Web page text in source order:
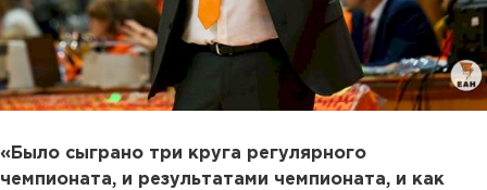
«Было сыграно три круга регулярного
чемпионата, и результатами чемпионата, и как